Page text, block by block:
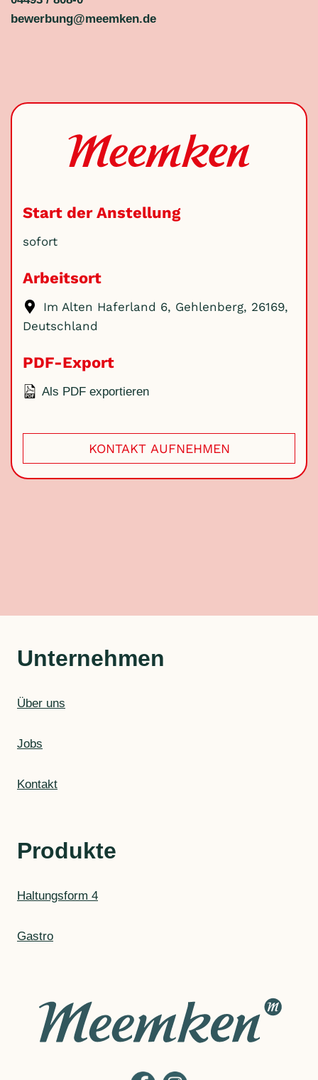
bewerbung@meemken.de
Start der Anstellung
sofort
Arbeitsort
Im Alten Haferland 6, Gehlenberg, 26169,
Deutschland
PDF-Export
Als PDF exportieren
KONTAKT AUFNEHMEN
Unternehmen
Über uns
Jobs
Kontakt
Produkte
Haltungsform 4
Gastro